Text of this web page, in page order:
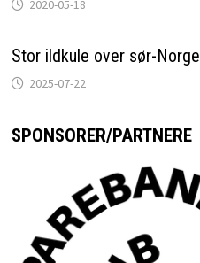
2020-05-18
Stor ildkule over sør-Norge
2025-07-22
SPONSORER/PARTNERE